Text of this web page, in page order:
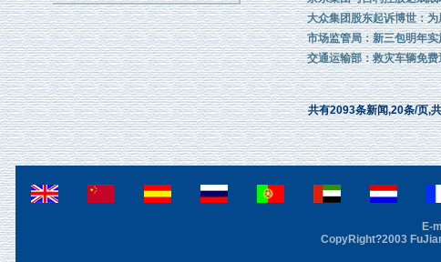
大众集团股东起诉博世：
市场监管局：新三包明年
交通运输部：救灾车辆免
共有2093条新闻,20条/页,
E-
CopyRight?2003